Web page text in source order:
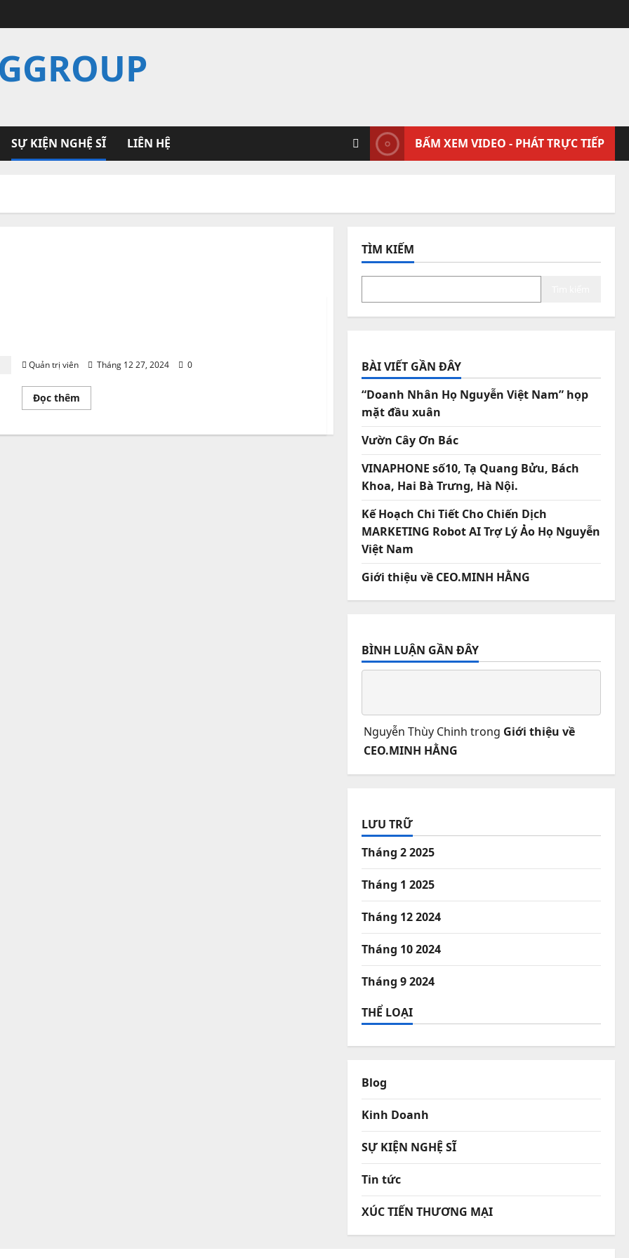
SỰ KIỆN NGHỆ SĨ LIÊN HỆ BẤM XEM VIDEO - PHÁT TRỰC TIẾP
Quản trị viên Tháng 12 27, 2024 0
Đọc thêmRead
more
Ngọc
TÌM KIẾM
BÀI VIẾT GẦN ĐÂY
“Doanh Nhân Họ Nguyễn Việt Nam” họp
mặt đầu xuân
Vườn Cây Ơn Bác
VINAPHONE số10, Tạ Quang Bửu, Bách
Khoa, Hai Bà Trưng, Hà Nội.
Kế Hoạch Chi Tiết Cho Chiến Dịch
MARKETING Robot AI Trợ Lý Ảo Họ Nguyễn
Việt Nam
Giới thiệu về CEO.MINH HẰNG
BÌNH LUẬN GẦN ĐÂY
Nguyễn Thùy Chinh trong Giới thiệu về
CEO.MINH HẰNG
LƯU TRỮ
Tháng 2 2025
Tháng 1 2025
Tháng 12 2024
Tháng 10 2024
Tháng 9 2024
THỂ LOẠI
Blog
Kinh Doanh
SỰ KIỆN NGHỆ SĨ
Tin tức
XÚC TIẾN THƯƠNG MẠI